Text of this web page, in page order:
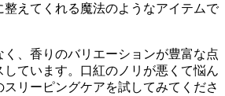
整えてくれる魔法のようなアイテムで
、香りのバリエーションが豊富な点
しています。口紅のノリが悪くて悩ん
リーピングケアを試してみてくださ